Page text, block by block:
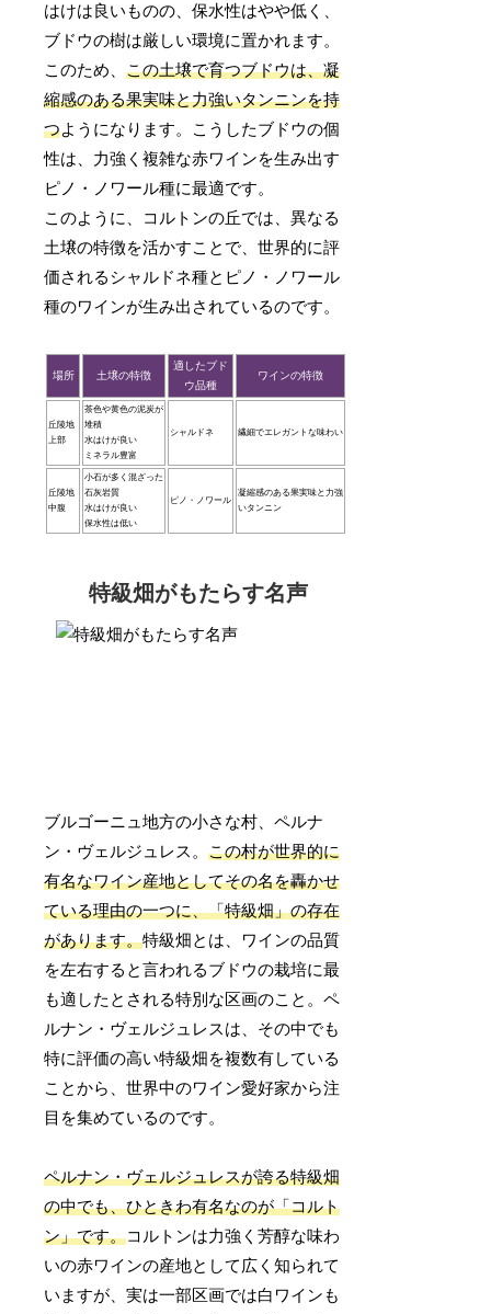
はけは良いものの、保水性はやや低く、
ブドウの樹は厳しい環境に置かれます。
このため、この土壌で育つブドウは、凝
縮感のある果実味と力強いタンニンを持
つようになります。こうしたブドウの個
性は、力強く複雑な赤ワインを生み出す
ピノ・ノワール種に最適です。
このように、コルトンの丘では、異なる
土壌の特徴を活かすことで、世界的に評
価されるシャルドネ種とピノ・ノワール
種のワインが生み出されているのです。
場所 土壌の特徴
適したブド
ウ品種
ワインの特徴
丘陵地
上部
茶色や黄色の泥炭が
堆積
水はけが良い
ミネラル豊富
シャルドネ 繊細でエレガントな味わい
丘陵地
中腹
小石が多く混ざった
石灰岩質
水はけが良い
保水性は低い
ピノ・ノワール
凝縮感のある果実味と力強
いタンニン
特級畑がもたらす名声
ブルゴーニュ地方の小さな村、ペルナ
ン・ヴェルジュレス。この村が世界的に
有名なワイン産地としてその名を轟かせ
ている理由の一つに、「特級畑」の存在
があります。特級畑とは、ワインの品質
を左右すると言われるブドウの栽培に最
も適したとされる特別な区画のこと。ペ
ルナン・ヴェルジュレスは、その中でも
特に評価の高い特級畑を複数有している
ことから、世界中のワイン愛好家から注
目を集めているのです。
ペルナン・ヴェルジュレスが誇る特級畑
の中でも、ひときわ有名なのが「コルト
ン」です。コルトンは力強く芳醇な味わ
いの赤ワインの産地として広く知られて
いますが、実は一部区画では白ワインも